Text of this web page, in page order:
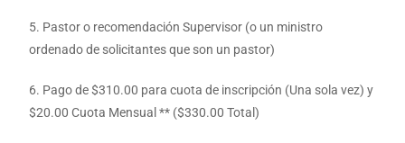
5. Pastor o recomendación Supervisor (o un ministro
ordenado de solicitantes que son un pastor)
6. Pago de $310.00 para cuota de inscripción (Una sola vez) y
$20.00 Cuota Mensual ** ($330.00 Total)